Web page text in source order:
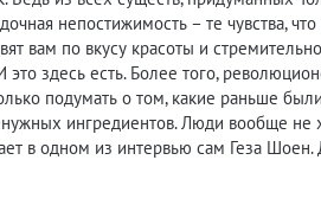
непостижимость – те чувства,
вам по вкусу красоты и
это здесь есть. Более того,
подумать о том, какие раньше
ингредиентов. Люди вообще не
в одном из интервью сам Геза